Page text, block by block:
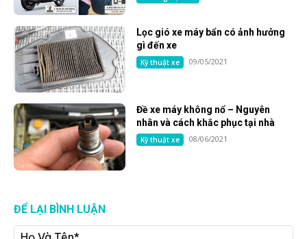
Lọc gió xe máy bẩn có ảnh hưởng
gì đến xe
Kỹ thuật xe 09/05/2021
Đề xe máy không nổ – Nguyên
nhân và cách khắc phục tại nhà
Kỹ thuật xe 08/06/2021
ĐỂ LẠI BÌNH LUẬN